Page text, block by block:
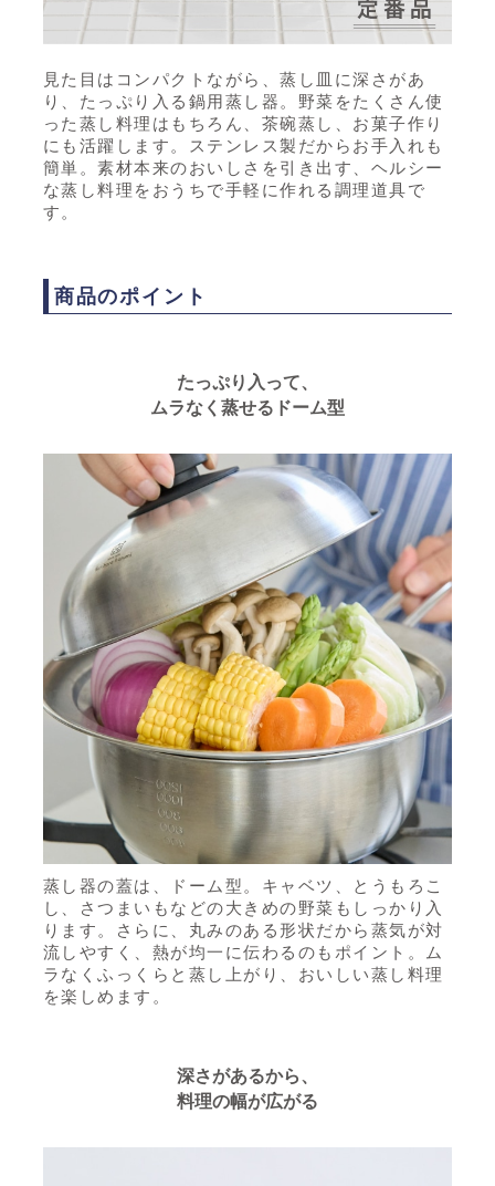
見た目はコンパクトながら、蒸し皿に深さがあ
り、たっぷり入る鍋用蒸し器。野菜をたくさん使
った蒸し料理はもちろん、茶碗蒸し、お菓子作り
にも活躍します。ステンレス製だからお手入れも
簡単。素材本来のおいしさを引き出す、ヘルシー
な蒸し料理をおうちで手軽に作れる調理道具で
す。
商品のポイント
たっぷり入って、
ムラなく蒸せるドーム型
蒸し器の蓋は、ドーム型。キャベツ、とうもろこ
し、さつまいもなどの大きめの野菜もしっかり入
ります。さらに、丸みのある形状だから蒸気が対
流しやすく、熱が均一に伝わるのもポイント。ム
ラなくふっくらと蒸し上がり、おいしい蒸し料理
を楽しめます。
深さがあるから、
料理の幅が広がる